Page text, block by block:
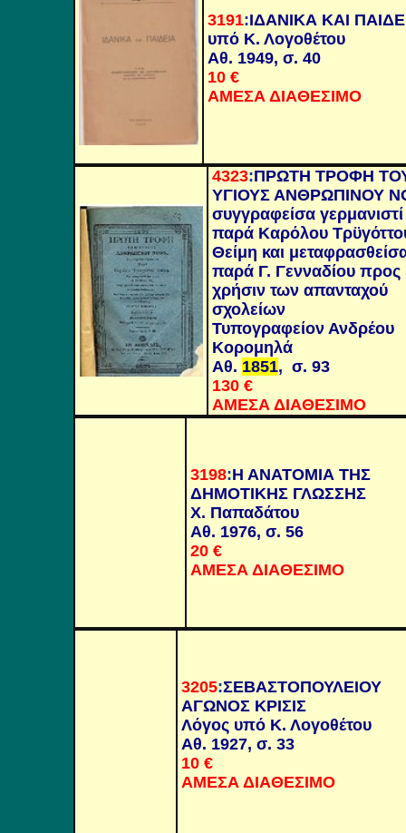
3191:ΙΔΑΝΙΚΑ ΚΑΙ
υπό Κ. Λογοθέτου
Αθ. 1949, σ. 40
10 €
ΑΜΕΣΑ ΔΙΑΘΕΣΙΜΟ
4323:ΠΡΩΤΗ ΤΡΟΦΗ
ΥΓΙΟΥΣ ΑΝΘΡΩΠΙΝΟΥ
συγγραφείσα γερμανιστί
παρά Καρόλου
Θείμη και
παρά Γ. Γενναδίου προς
χρήσιν των απανταχού
σχολείων
Τυπογραφείον Ανδρέου
Κορομηλά
Αθ. 1851, σ. 93
130 €
ΑΜΕΣΑ ΔΙΑΘΕΣΙΜΟ
3198:Η ΑΝΑΤΟΜΙΑ ΤΗΣ
ΔΗΜΟΤΙΚΗΣ ΓΛΩΣΣΗΣ
Χ. Παπαδάτου
Αθ. 1976, σ. 56
20 €
ΑΜΕΣΑ ΔΙΑΘΕΣΙΜΟ
3205:ΣΕΒΑΣΤΟΠΟΥΛΕΙΟΥ
ΑΓΩΝΟΣ ΚΡΙΣΙΣ
Λόγος υπό Κ. Λογοθέτου
Αθ. 1927, σ. 33
10€
ΑΜΕΣΑ ΔΙΑΘΕΣΙΜΟ